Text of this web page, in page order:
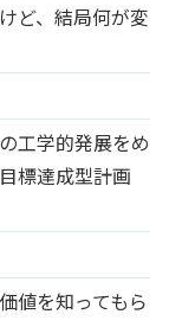
ど、結局何が変
工学的発展をめ
標達成型計画
値を知ってもら